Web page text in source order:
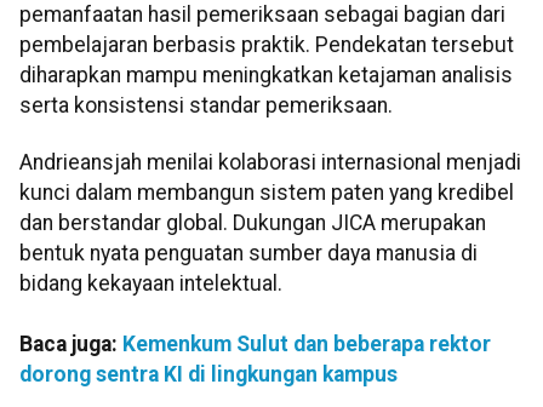
pemanfaatan hasil pemeriksaan sebagai bagian dari
pembelajaran berbasis praktik. Pendekatan tersebut
diharapkan mampu meningkatkan ketajaman analisis
serta konsistensi standar pemeriksaan.
Andrieansjah menilai kolaborasi internasional menjadi
kunci dalam membangun sistem paten yang kredibel
dan berstandar global. Dukungan JICA merupakan
bentuk nyata penguatan sumber daya manusia di
bidang kekayaan intelektual.
Baca juga: Kemenkum Sulut dan beberapa rektor
dorong sentra KI di lingkungan kampus